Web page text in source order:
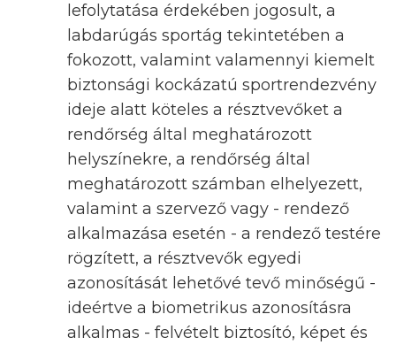
lefolytatása érdekében jogosult, a
labdarúgás sportág tekintetében a
fokozott, valamint valamennyi kiemelt
biztonsági kockázatú sportrendezvény
ideje alatt köteles a résztvevőket a
rendőrség által meghatározott
helyszínekre, a rendőrség által
meghatározott számban elhelyezett,
valamint a szervező vagy - rendező
alkalmazása esetén - a rendező testére
rögzített, a résztvevők egyedi
azonosítását lehetővé tevő minőségű -
ideértve a biometrikus azonosításra
alkalmas - felvételt biztosító, képet és